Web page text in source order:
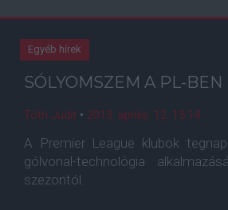
Egyéb hírek
SÓLYOMSZEM A PL-BEN
Tóth Judit • 2013. április. 12. 15:14
A Premier League klubok
gólvonal-technológia
szezontól.